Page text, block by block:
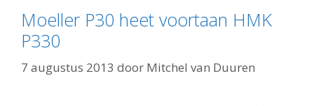
Moeller P30 heet voortaan HMK
P330
7 augustus 2013 door Mitchel van Duuren